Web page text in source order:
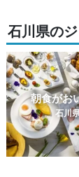
石川県の
朝食がお
石川